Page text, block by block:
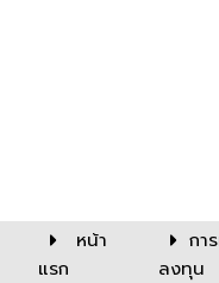
หน้า
แรก
กา
ลงทุน